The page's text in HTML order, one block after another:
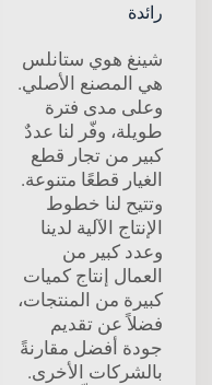
رائدة
شينغ هوي ستانلس
هي المصنع الأصلي.
وعلى مدى فترة
طويلة، وفّر لنا عددٌ
كبير من تجار قطع
الغيار قطعًا متنوعة.
وتتيح لنا خطوط
الإنتاج الآلية لدينا
وعدد كبير من
العمال إنتاج كميات
كبيرة من المنتجات،
فضلاً عن تقديم
جودة أفضل مقارنةً
بالشركات الأخرى.